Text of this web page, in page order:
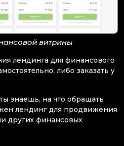
витрины
лендинга для финансового
либо заказать у
знаешь, на что обращать
лендинг для продвижения
других финансовых